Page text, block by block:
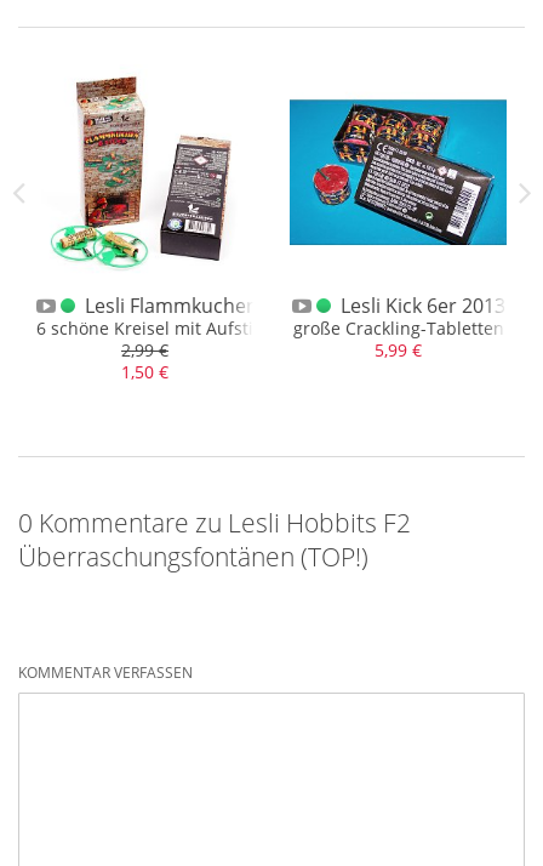
Sortiment
XXL F1 Fontänen
Lesli Flammkuchen 6er
6 schöne Kreisel mit Aufstiegseffekt und Cracklingfinale
2,99 €
1,50 €
Lesli Kick 6er 2013
große Crackling-Tabletten
5,99 €
0 Kommentare zu Lesli Hobbits F2
Überraschungsfontänen (TOP!)
KOMMENTAR VERFASSEN